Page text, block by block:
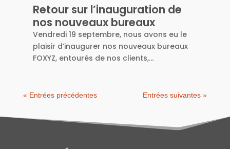
Retour sur l’inauguration de
nos nouveaux bureaux
Vendredi 19 septembre, nous avons eu le
plaisir d’inaugurer nos nouveaux bureaux
FOXYZ, entourés de nos clients,...
« Entrées précédentes Entrées suivantes »